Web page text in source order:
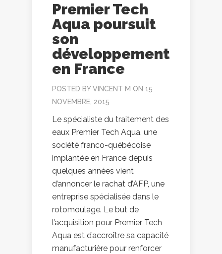
Premier Tech
Aqua poursuit
son
développement
en France
POSTED BYVINCENT M ON 15
NOVEMBRE, 2015
Le spécialiste du traitement des
eaux Premier Tech Aqua, une
société franco-québécoise
implantée en France depuis
quelques années vient
d’annoncer le rachat d’AFP, une
entreprise spécialisée dans le
rotomoulage. Le but de
l’acquisition pour Premier Tech
Aqua est d’accroître sa capacité
manufacturière pour renforcer